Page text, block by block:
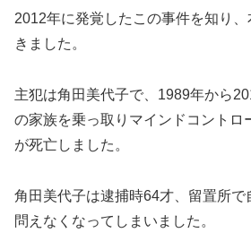
2012年に発覚したこの事件を知り
きました。
主犯は角田美代子で、1989年から
の家族を乗っ取りマインドコントロ
が死亡しました。
角田美代子は逮捕時64才、留置所で
問えなくなってしまいました。